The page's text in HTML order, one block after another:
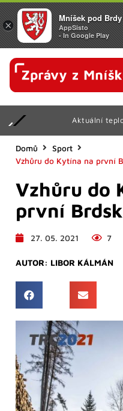
Aktuální
Domů
Sport
Vzhůru do Kytína na první
Vzhůru do
první
27. 05. 2021 7
AUTOR: LIBOR KÁLMÁN
×
Mníšek pod Brdy
AppSisto
- In Google Play